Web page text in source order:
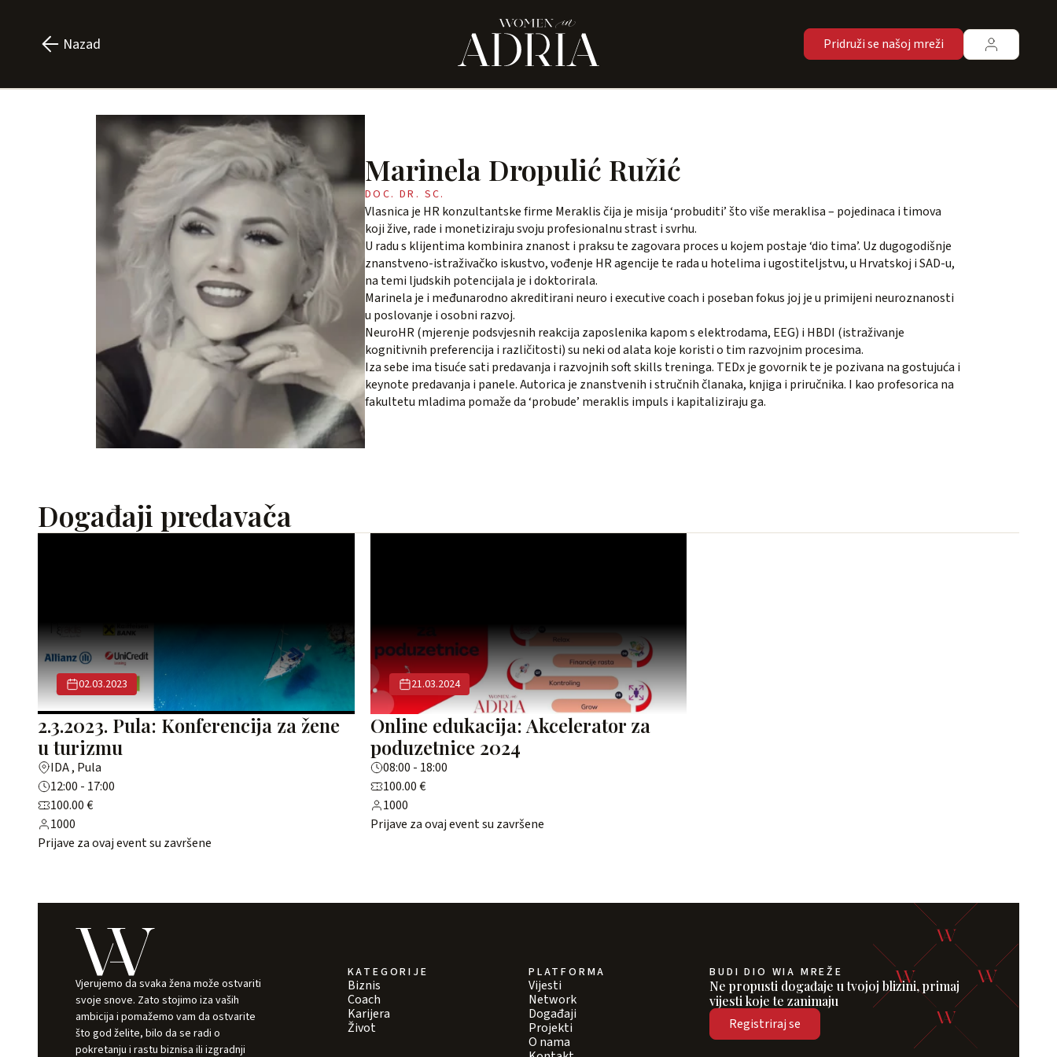
Nazad Pridruži se našoj mreži
Marinela Dropulić Ružić
DOC. DR. SC.
Vlasnica je HR konzultantske firme Meraklis čija je misija ‘probuditi’ što više meraklisa – pojedinaca i timova
koji žive, rade i monetiziraju svoju profesionalnu strast i svrhu.
U radu s klijentima kombinira znanost i praksu te zagovara proces u kojem postaje ‘dio tima’. Uz dugogodišnje
znanstveno-istraživačko iskustvo, vođenje HR agencije te rada u hotelima i ugostiteljstvu, u Hrvatskoj i SAD-u,
na temi ljudskih potencijala je i doktorirala.
Marinela je i međunarodno akreditirani neuro i executive coach i poseban fokus joj je u primijeni neuroznanosti
u poslovanje i osobni razvoj.
NeuroHR (mjerenje podsvjesnih reakcija zaposlenika kapom s elektrodama, EEG) i HBDI (istraživanje
kognitivnih preferencija i različitosti) su neki od alata koje koristi o tim razvojnim procesima.
Iza sebe ima tisuće sati predavanja i razvojnih soft skills treninga. TEDx je govornik te je pozivana na gostujuća i
keynote predavanja i panele. Autorica je znanstvenih i stručnih članaka, knjiga i priručnika. I kao profesorica na
fakultetu mladima pomaže da ‘probude’ meraklis impuls i kapitaliziraju ga.
Događaji predavača
02.03.2023
2.3.2023. Pula: Konferencija za žene
u turizmu
IDA , Pula
12:00 - 17:00
100.00 €
1000
Prijave za ovaj event su završene
21.03.2024
Online edukacija: Akcelerator za
poduzetnice 2024
08:00 - 18:00
100.00 €
1000
Prijave za ovaj event su završene
Vjerujemo da svaka žena može ostvariti
svoje snove. Zato stojimo iza vaših
ambicija i pomažemo vam da ostvarite
što god želite, bilo da se radi o
pokretanju i rastu biznisa ili izgradnji
KATEGORIJE
Biznis
Coach
Karijera
Život
PLATFORMA
Vijesti
Network
Događaji
Projekti
O nama
BUDI DIO WIA MREŽE
Ne propusti događaje u tvojoj blizini, primaj
vijesti koje te zanimaju
Registriraj se